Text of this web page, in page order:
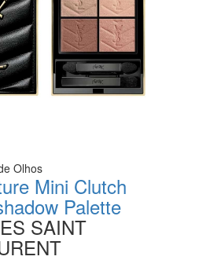
Olhos
Mini Clutch
Palette
SAINT